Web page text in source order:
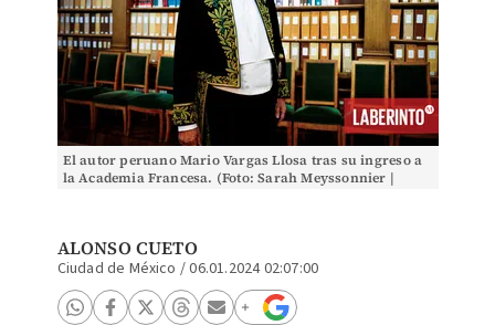
El autor peruano Mario Vargas Llosa tras su ingreso a
la Academia Francesa. (Foto: Sarah Meyssonnier |
ALONSO CUETO
Ciudad de México /06.01.2024 02:07:00